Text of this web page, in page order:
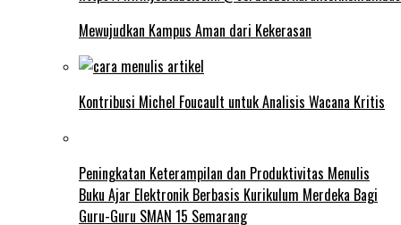
Mewujudkan Kampus Aman dari Kekerasan
Kontribusi Michel Foucault untuk Analisis Wacana Kritis
Peningkatan Keterampilan dan Produktivitas Menulis
Buku Ajar Elektronik Berbasis Kurikulum Merdeka Bagi
Guru-Guru SMAN 15 Semarang